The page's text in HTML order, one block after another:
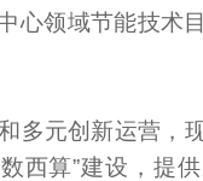
心领域节能技术
多元创新运营，
西算”建设，提